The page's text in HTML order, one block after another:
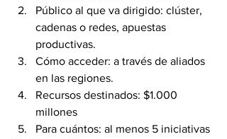
Público al que va dirigido: clúster,
cadenas o redes, apuestas
productivas.
Cómo acceder: a través de aliados
en las regiones.
Recursos destinados: $1.000
millones
Para cuántos: al menos 5 iniciativas